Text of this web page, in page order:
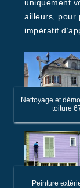
uniquement
ailleurs, pour
impératif
Nettoyage et
toiture
Peinture